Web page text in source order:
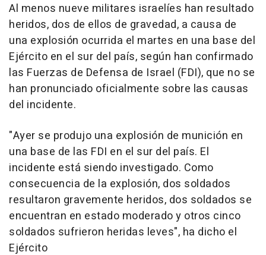
Al menos nueve militares israelíes han resultado
heridos, dos de ellos de gravedad, a causa de
una explosión ocurrida el martes en una base del
Ejército en el sur del país, según han confirmado
las Fuerzas de Defensa de Israel (FDI), que no se
han pronunciado oficialmente sobre las causas
del incidente.
"Ayer se produjo una explosión de munición en
una base de las FDI en el sur del país. El
incidente está siendo investigado. Como
consecuencia de la explosión, dos soldados
resultaron gravemente heridos, dos soldados se
encuentran en estado moderado y otros cinco
soldados sufrieron heridas leves", ha dicho el
Ejército